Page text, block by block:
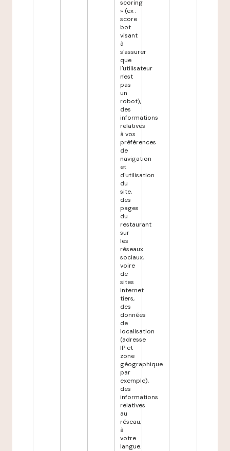
scoring
» (ex :
score
bot
visant
à
s'assurer
que
l'utilisateur
n'est
pas
un
robot),
des
informations
relatives
à vos
préférences
de
navigation
et
d'utilisation
du
site,
des
pages
du
restaurant
sur
les
réseaux
sociaux,
voire
de
sites
internet
tiers,
des
données
de
localisation
(adresse
IP et
zone
géographique
par
exemple),
des
informations
relatives
au
réseau,
à
votre
langue.